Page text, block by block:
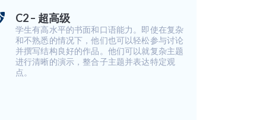
C2 – 超高级
学生有高水平的书面和口语能力。即使在复杂
和不熟悉的情况下，他们也可以轻松参与讨论
并撰写结构良好的作品。他们可以就复杂主题
进行清晰的演示，整合子主题并表达特定观
点。